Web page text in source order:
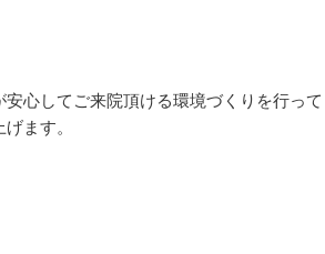
心してご来院頂ける環境づくりを行って
ます。